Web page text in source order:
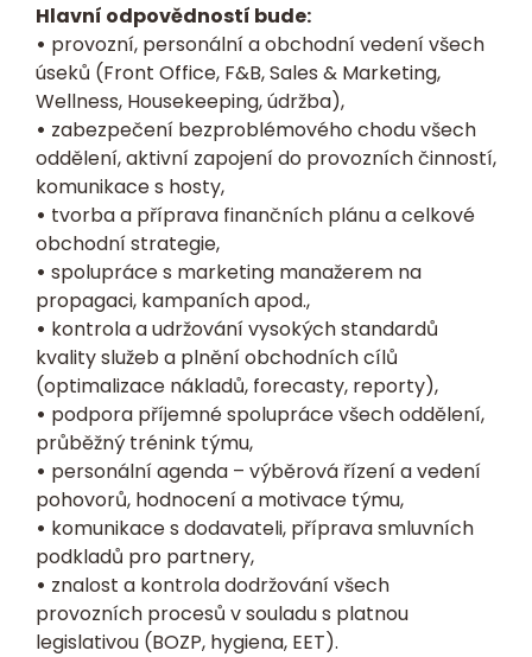
Hlavní odpovědností bude:
• provozní, personální a obchodní vedení všech
úseků (Front Office, F&B, Sales & Marketing,
Wellness, Housekeeping, údržba),
• zabezpečení bezproblémového chodu všech
oddělení, aktivní zapojení do provozních činností,
komunikace s hosty,
• tvorba a příprava finančních plánu a celkové
obchodní strategie,
• spolupráce s marketing manažerem na
propagaci, kampaních apod.,
• kontrola a udržování vysokých standardů
kvality služeb a plnění obchodních cílů
(optimalizace nákladů, forecasty, reporty),
• podpora příjemné spolupráce všech oddělení,
průběžný trénink týmu,
• personální agenda – výběrová řízení a vedení
pohovorů, hodnocení a motivace týmu,
• komunikace s dodavateli, příprava smluvních
podkladů pro partnery,
• znalost a kontrola dodržování všech
provozních procesů v souladu s platnou
legislativou (BOZP, hygiena, EET).